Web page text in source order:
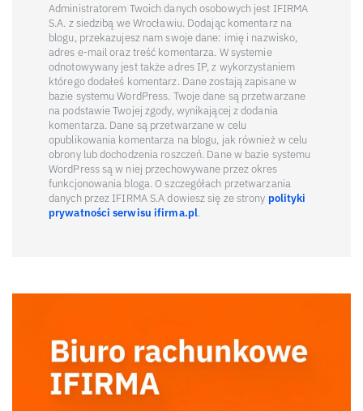
Administratorem Twoich danych osobowych jest IFIRMA
S.A. z siedzibą we Wrocławiu. Dodając komentarz na
blogu, przekazujesz nam swoje dane: imię i nazwisko,
adres e-mail oraz treść komentarza. W systemie
odnotowywany jest także adres IP, z wykorzystaniem
którego dodałeś komentarz. Dane zostają zapisane w
bazie systemu WordPress. Twoje dane są przetwarzane
na podstawie Twojej zgody, wynikającej z dodania
komentarza. Dane są przetwarzane w celu
opublikowania komentarza na blogu, jak również w celu
obrony lub dochodzenia roszczeń. Dane w bazie systemu
WordPress są w niej przechowywane przez okres
funkcjonowania bloga. O szczegółach przetwarzania
danych przez IFIRMA S.A dowiesz się ze strony polityki
prywatności serwisu ifirma.pl.